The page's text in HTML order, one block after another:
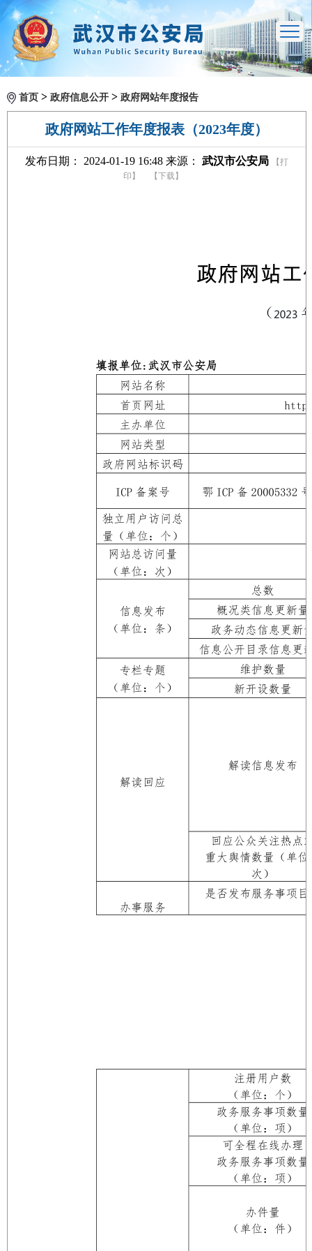
首页 > 政府信息公开 > 政府网站年度报告
政府网站工作年度报表（2023年度）
发布日期： 2024-01-19 16:48 来源： 武汉市公安局
【打
印】
【下载】